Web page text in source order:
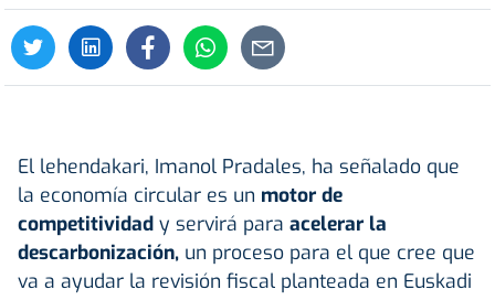
El lehendakari, Imanol Pradales, ha señalado que
la economía circular es un motor de
competitividad y servirá para acelerar la
descarbonización, un proceso para el que cree que
va a ayudar la revisión fiscal planteada en Euskadi